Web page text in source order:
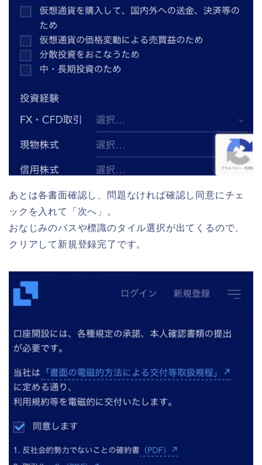
あとは各書面確認し、問題なければ確認し同意にチェ
ックを入れて「次へ」。
おなじみのバスや標識のタイル選択が出てくるので、
クリアして新規登録完了です。